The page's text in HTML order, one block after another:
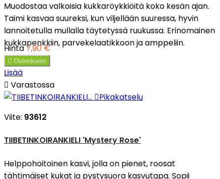
Muodostaa valkoisia kukkaröykkiöitä koko kesän ajan.
Taimi kasvaa suureksi, kun viljellään suuressa, hyvin
lannoitetulla mullalla täytetyssä ruukussa. Erinomainen
kukkapenkkiin, parvekelaatikkoon ja amppeliin.
Hinta7,90 €
 Ostoskoriin
Lisää
 Varastossa
Pikakatselu
Viite: 93612
TIIBETINKOIRANKIELI 'Mystery Rose'
Helppohoitoinen kasvi, jolla on pienet, roosat
tähtimäiset kukat ja pystysuora kasvutapa. Sopii